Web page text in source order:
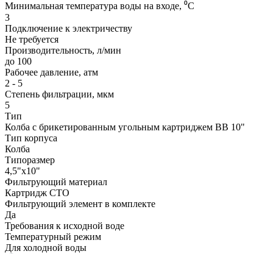
Минимальная температура воды на входе, ⁰С
3
Подключение к электричеству
Не требуется
Производительность, л/мин
до 100
Рабочее давление, атм
2 - 5
Степень фильтрации, мкм
5
Тип
Колба с брикетированным угольным картриджем ВВ 10"
Тип корпуса
Колба
Типоразмер
4,5"x10"
Фильтрующий материал
Картридж СТО
Фильтрующий элемент в комплекте
Да
Требования к исходной воде
Температурный режим
Для холодной воды